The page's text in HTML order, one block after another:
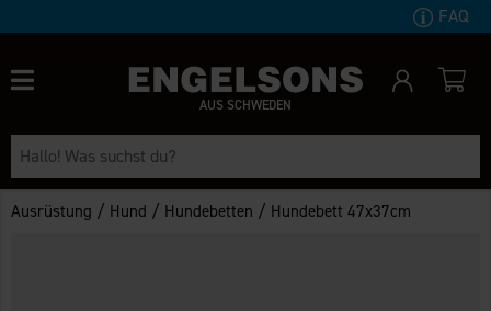
FAQ
AUS SCHWEDEN
Ausrüstung / Hund / Hundebetten / Hundebett 47x37cm